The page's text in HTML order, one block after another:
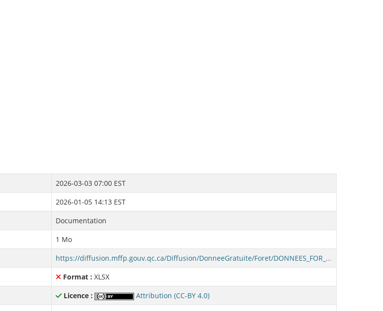
2026-03-03 07:00 EST
2026-01-05 14:13 EST
Documentation
1 Mo
https://diffusion.mffp.gouv.qc.ca/Diffusion/DonneeGratuite/Foret/DONNEES_FOR_ECO_PROV/Portrait_du_couvert_forestier_du_Quebec/01-Documentation/TABLEAUX_RECAPITULATIFS.xlsx
Format : XLSX
Licence :
Attribution (CC-BY 4.0)